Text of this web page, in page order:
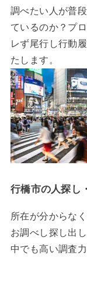
調べたい人が普
ているのか？プ
レず尾行し行動
たします。
行橋市の人探し
所在が分からな
お調べし探し出
中でも高い調査